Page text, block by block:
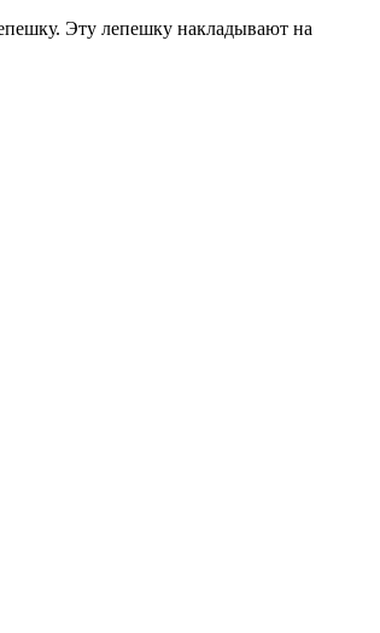
Эту лепешку накладывают на